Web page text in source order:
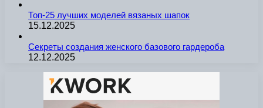
Топ-25 лучших моделей вязаных шапок
15.12.2025
Секреты создания женского базового гардероба
12.12.2025